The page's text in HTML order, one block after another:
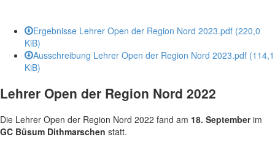
Ergebnisse Lehrer Open der Region Nord 2023.pdf (220,0
KiB)
Ausschreibung Lehrer Open der Region Nord 2023.pdf (114,1
KiB)
Lehrer Open der Region Nord 2022
Die Lehrer Open der Region Nord 2022 fand am 18. Septemberim
GC Büsum Dithmarschen statt.